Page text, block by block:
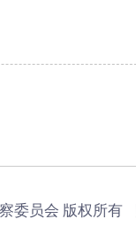
委员会 版权所有